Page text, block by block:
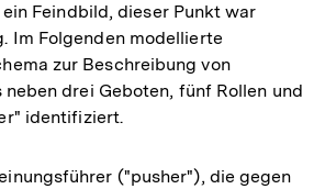
Feindbild, dieser Punkt war
Im Folgenden modellierte
zur Beschreibung von
neben drei Geboten, fünf Rollen und
identifiziert.
("pusher"), die gegen